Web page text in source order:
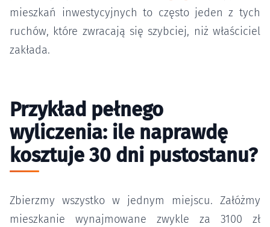
mieszkań inwestycyjnych to często jeden z tych
ruchów, które zwracają się szybciej, niż właściciel
zakłada.
Przykład pełnego
wyliczenia: ile naprawdę
kosztuje 30 dni pustostanu?
Zbierzmy wszystko w jednym miejscu. Załóżmy
mieszkanie wynajmowane zwykle za 3100 zł